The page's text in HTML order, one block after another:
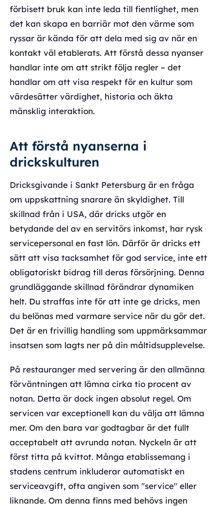
förbisett bruk kan inte leda till fientlighet, men
det kan skapa en barriär mot den värme som
ryssar är kända för att dela med sig av när en
kontakt väl etablerats. Att förstå dessa nyanser
handlar inte om att strikt följa regler – det
handlar om att visa respekt för en kultur som
värdesätter värdighet, historia och äkta
mänsklig interaktion.
Att förstå nyanserna i
drickskulturen
Dricksgivande i Sankt Petersburg är en fråga
om uppskattning snarare än skyldighet. Till
skillnad från i USA, där dricks utgör en
betydande del av en servitörs inkomst, har rysk
servicepersonal en fast lön. Därför är dricks ett
sätt att visa tacksamhet för god service, inte ett
obligatoriskt bidrag till deras försörjning. Denna
grundläggande skillnad förändrar dynamiken
helt. Du straffas inte för att inte ge dricks, men
du belönas med varmare service när du gör det.
Det är en frivillig handling som uppmärksammar
insatsen som lagts ner på din måltidsupplevelse.
På restauranger med servering är den allmänna
förväntningen att lämna cirka tio procent av
notan. Detta är dock ingen absolut regel. Om
servicen var exceptionell kan du välja att lämna
mer. Om den bara var godtagbar är det fullt
acceptabelt att avrunda notan. Nyckeln är att
först titta på kvittot. Många etablissemang i
stadens centrum inkluderar automatiskt en
serviceavgift, ofta angiven som "service" eller
liknande. Om denna finns med behövs ingen